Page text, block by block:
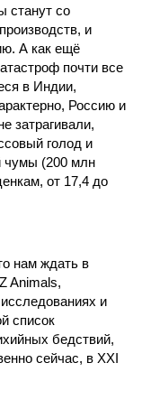
станут со
и
А как ещё
почти все
в Индии,
Россию и
затрагивали,
голод и
чумы (200 млн
от 17,4 до
нам ждать в
Animals,
и
список
бедствий,
сейчас, в XXI